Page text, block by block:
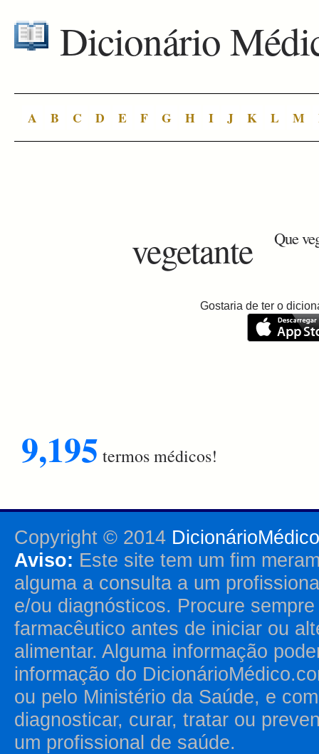
Dicionário
A B C D E F G H I J K L M
vegetante Que
Gostaria de ter o
9,195 termos médicos!
Copyright © 2014
Aviso: Este site tem um fim
alguma a consulta a um
e/ou diagnósticos. Procure
farmacêutico antes de iniciar ou
alimentar. Alguma informação
informação do
ou pelo Ministério da Saúde, e
diagnosticar, curar, tratar ou
um profissional de saúde.